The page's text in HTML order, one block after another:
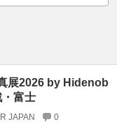
展2026 by Hidenob
富士
JAPAN 0